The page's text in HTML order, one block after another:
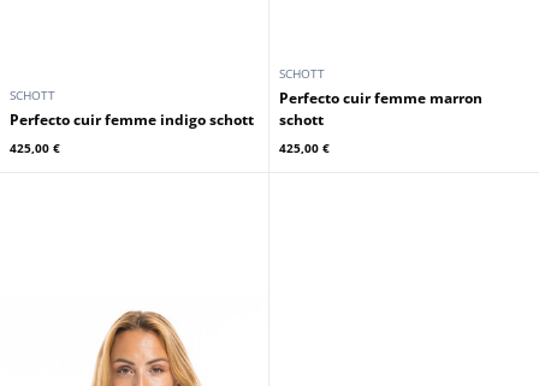
SCHOTT
Perfecto cuir femme indigo schott
425,00 €
SCHOTT
Perfecto cuir femme marron
schott
425,00 €